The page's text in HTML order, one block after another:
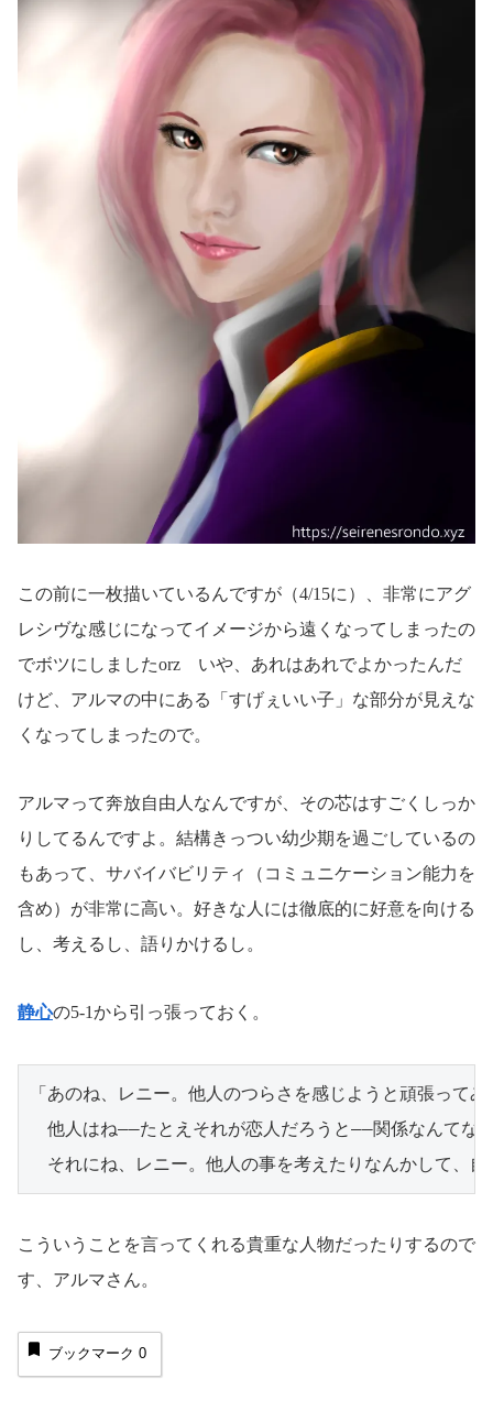
この前に一枚描いているんですが（4/15に）、非常にアグ
レシヴな感じになってイメージから遠くなってしまったの
でボツにしましたorz いや、あれはあれでよかったんだ
けど、アルマの中にある「すげぇいい子」な部分が見えな
くなってしまったので。
アルマって奔放自由人なんですが、その芯はすごくしっか
りしてるんですよ。結構きっつい幼少期を過ごしているの
もあって、サバイバビリティ（コミュニケーション能力を
含め）が非常に高い。好きな人には徹底的に好意を向ける
し、考えるし、語りかけるし。
静心の5-1から引っ張っておく。
「あのね、レニー。他人のつらさを感じようと頑張って
他人はね――たとえそれが恋人だろうと――関係なんてな
それにね、レニー。他人の事を考えたりなんかして、
こういうことを言ってくれる貴重な人物だったりするので
す、アルマさん。
ブックマーク 0